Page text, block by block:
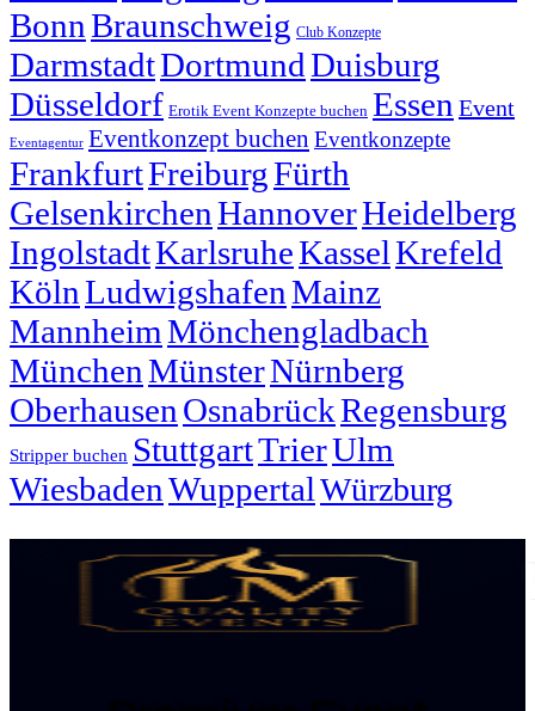
BonnBraunschweig Club Konzepte
DarmstadtDortmundDuisburg
Düsseldorf Erotik Event Konzepte buchen Essen Event
Eventagentur Eventkonzept buchen Eventkonzepte
FrankfurtFreiburgFürth
GelsenkirchenHannoverHeidelberg
IngolstadtKarlsruheKasselKrefeld
KölnLudwigshafenMainz
MannheimMönchengladbach
MünchenMünsterNürnberg
Oberhausen OsnabrückRegensburg
Stripper buchen StuttgartTrierUlm
WiesbadenWuppertalWürzburg